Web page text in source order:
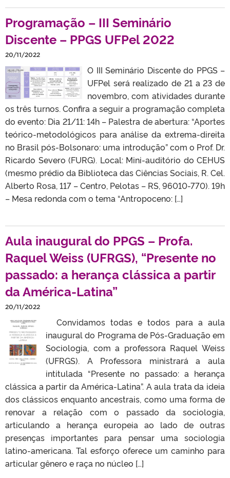
Programação – III Seminário
Discente – PPGS UFPel 2022
20/11/2022
O III Seminário Discente do PPGS –
UFPel será realizado de 21 a 23 de
novembro, com atividades durante
os três turnos. Confira a seguir a programação completa
do evento: Dia 21/11: 14h – Palestra de abertura: “Aportes
teórico-metodológicos para análise da extrema-direita
no Brasil pós-Bolsonaro: uma introdução” com o Prof. Dr.
Ricardo Severo (FURG). Local: Mini-auditório do CEHUS
(mesmo prédio da Biblioteca das Ciências Sociais, R. Cel.
Alberto Rosa, 117 – Centro, Pelotas – RS, 96010-770). 19h
– Mesa redonda com o tema “Antropoceno: […]
Aula inaugural do PPGS – Profa.
Raquel Weiss (UFRGS), “Presente no
passado: a herança clássica a partir
da América-Latina”
20/11/2022
Convidamos todas e todos para a aula
inaugural do Programa de Pós-Graduação em
Sociologia, com a professora Raquel Weiss
(UFRGS). A Professora ministrará a aula
intitulada “Presente no passado: a herança
clássica a partir da América-Latina”. A aula trata da ideia
dos clássicos enquanto ancestrais, como uma forma de
renovar a relação com o passado da sociologia,
articulando a herança europeia ao lado de outras
presenças importantes para pensar uma sociologia
latino-americana. Tal esforço oferece um caminho para
articular gênero e raça no núcleo […]